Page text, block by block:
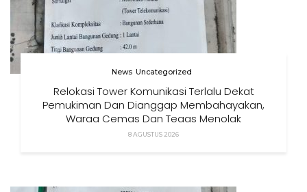
News Uncategorized
Relokasi Tower Komunikasi Terlalu Dekat
Pemukiman Dan Dianggap Membahayakan,
Warga Cemas Dan Tegas Menolak
8 AGUSTUS 2026